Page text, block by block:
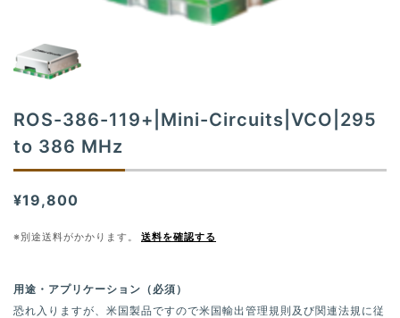
t
i
ROS-386-119+|Mini-Circuits|VCO|295
to 386 MHz
¥19,800
※別途送料がかかります。 送料を確認する
用途・アプリケーション（必須）
恐れ入りますが、米国製品ですので米国輸出管理規則及び関連法規に従